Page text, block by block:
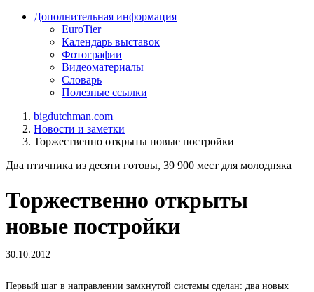
Дополнительная информация
EuroTier
Календарь выставок
Фотографии
Видеоматериалы
Словарь
Полезные ссылки
bigdutchman.com
Новости и заметки
Торжественно открыты новые постройки
Два птичника из десяти готовы, 39 900 мест для молодняка
Торжественно открыты
новые постройки
30.10.2012
Первый шаг в направлении замкнутой системы сделан: два новых